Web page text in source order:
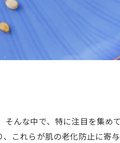
んな中で、特に注目を集め
これらが肌の老化防止に寄